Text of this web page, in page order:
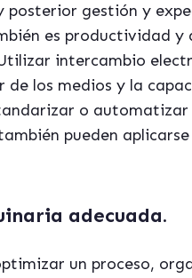
posterior gestión y
es productividad y
intercambio
de los medios y la
o automatizar
pueden
adecuada.
un proceso,